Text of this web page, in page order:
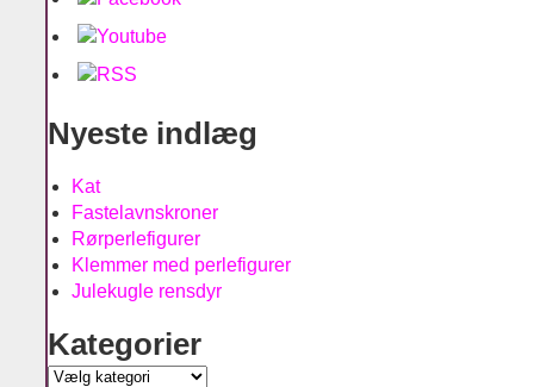
Nyeste indlæg
Kat
Fastelavnskroner
Rørperlefigurer
Klemmer med perlefigurer
Julekugle rensdyr
Kategorier
Kategorier